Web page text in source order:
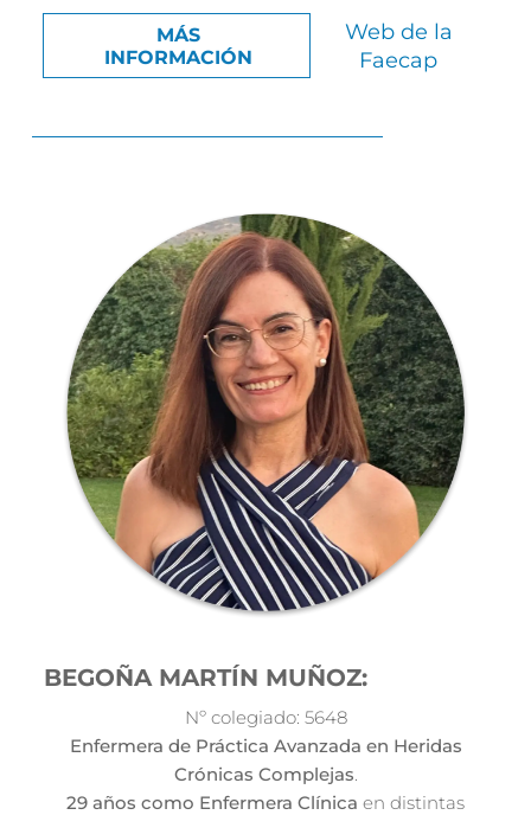
MÁS
INFORMACIÓN
Web de la
Faecap
BEGOÑA MARTÍN MUÑOZ:
Nº colegiado: 5648
Enfermera de Práctica Avanzada en Heridas
Crónicas Complejas.
29 años como Enfermera Clínica en distintas